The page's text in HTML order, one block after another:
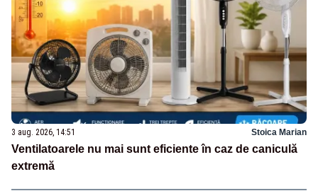
3 aug. 2026, 14:51 Stoica Marian
Ventilatoarele nu mai sunt eficiente în caz de caniculă
extremă